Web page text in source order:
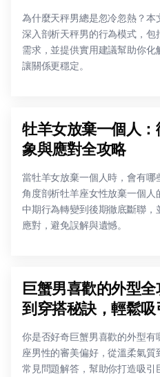
為什麼天秤男總是忽冷忽熱？本
深入剖析天秤男的行為模式，
需求，並提供實用建議幫助你化
讓關係更穩定。
牡羊女放棄一個人
象與應對全攻略
當牡羊女放棄一個人時，會有
角度剖析牡羊座女性放棄一個人
中期行為轉變到後期徹底斷聯
應對，避免誤解與遺憾。
巨蟹男喜歡的外型
到穿搭秘訣，輕鬆
你是否好奇巨蟹男喜歡的外型
座男性的審美偏好，從溫柔氣
常見問題解答，幫助你打造吸引